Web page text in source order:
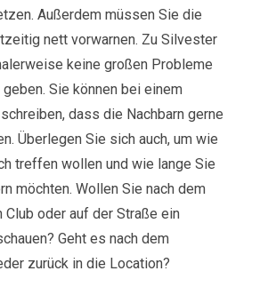
Außerdem müssen Sie die
nett vorwarnen. Zu Silvester
keine großen Probleme
Sie können bei einem
dass die Nachbarn gerne
Überlegen Sie sich auch, um wie
treffen wollen und wie lange Sie
möchten. Wollen Sie nach dem
Club oder auf der Straße ein
Geht es nach dem
zurück in die Location?